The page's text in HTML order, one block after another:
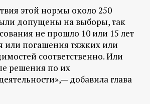
этой нормы около 250
допущены на выборы, так
не прошло 10 или 15 лет
или погашения тяжких или
соответственно. Или
решения по их
добавила глава